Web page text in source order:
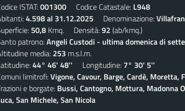
ISTAT:001300 Codice Catastale: L948
4.598 al 31.12.2025 Denominazione:
50,8 Kmq. Densità:92 (ab/kmq.)
patrono:Angeli Custodi - ultima domenica di
media: 253 m.s.l.m.
44° 46' 48'' Longitudine: 7° 30' 5''
limitrofi:Vigone, Cavour, Barge, Cardè, Moretta,
e borgate: Bussi, Cantogno, Mottura, Madonna
San Michele, San Nicola